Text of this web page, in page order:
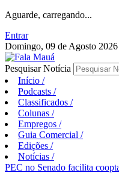
Aguarde, carregando...
Entrar
Domingo, 09 de Agosto 2026
Pesquisar Notícia
Início /
Podcasts /
Classificados /
Colunas /
Empregos /
Guia Comercial /
Edições /
Notícias /
PEC no Senado facilita